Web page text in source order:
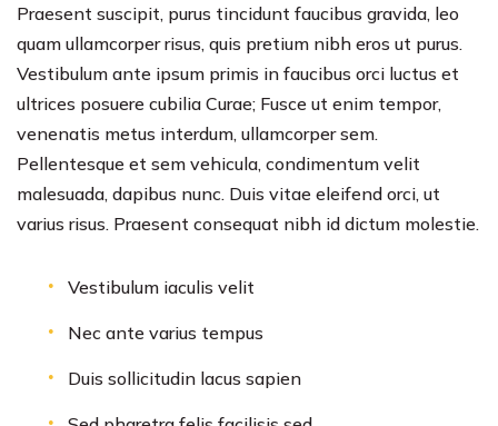
Praesent suscipit, purus tincidunt faucibus gravida, leo
quam ullamcorper risus, quis pretium nibh eros ut purus.
Vestibulum ante ipsum primis in faucibus orci luctus et
ultrices posuere cubilia Curae; Fusce ut enim tempor,
venenatis metus interdum, ullamcorper sem.
Pellentesque et sem vehicula, condimentum velit
malesuada, dapibus nunc. Duis vitae eleifend orci, ut
varius risus. Praesent consequat nibh id dictum molestie.
Vestibulum iaculis velit
Nec ante varius tempus
Duis sollicitudin lacus sapien